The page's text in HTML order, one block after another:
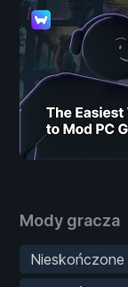
Mody gracza